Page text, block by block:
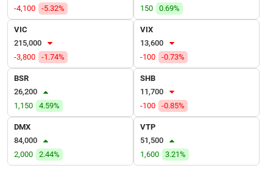
-4,100 -5.32% 150 0.69%
VIC
215,000
-3,800
-1.74%
VIX
13,600
-100
-0.73%
BSR
26,200
1,150
4.59%
SHB
11,700
-100
-0.85%
DMX
84,000
2,000
2.44%
VTP
51,500
1,600
3.21%
VỤ
TRUYỀN
THÔNG
TIỆN
ÍCH
BẤT